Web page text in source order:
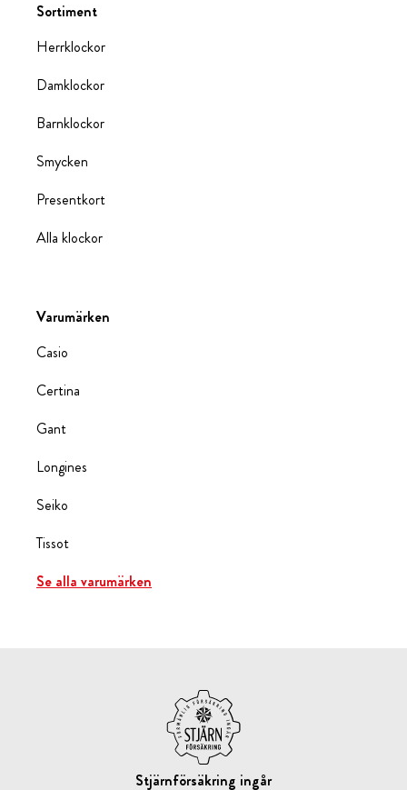
Sortiment
Herrklockor
Damklockor
Barnklockor
Smycken
Presentkort
Alla klockor
Varumärken
Casio
Certina
Gant
Longines
Seiko
Tissot
Se alla varumärken
Stjärnförsäkring ingår